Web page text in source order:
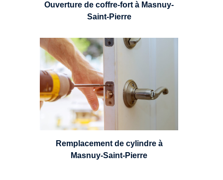
Ouverture de coffre-fort à Masnuy-
Saint-Pierre
Un serrurier sera en mesure de
choisir et remplacer un cylindre
standard, à 5 leviers ou à 3
leviers, Mul-T-Lock ou encore
multipoints.
Remplacement de cylindre à
Masnuy-Saint-Pierre